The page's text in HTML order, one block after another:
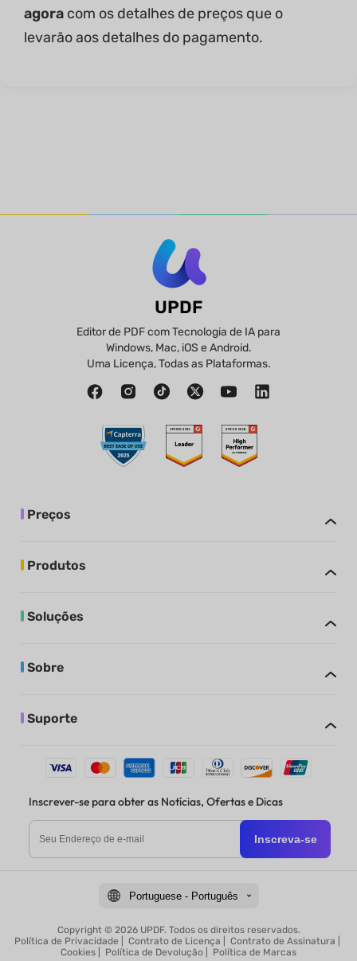
agora com os detalhes de preços que o
levarão aos detalhes do pagamento.
UPDF
Editor de PDF com Tecnologia de IA para
Windows, Mac, iOS e Android.
Uma Licença, Todas as Plataformas.
Preços
Produtos
Soluções
Sobre
Suporte
Inscrever-se para obter as Notícias, Ofertas e Dicas
Inscreva-se
Portuguese - Português
Copyright © 2026 UPDF. Todos os direitos reservados.
Política de Privacidade
Contrato de Licença Contrato de Assinatura
Cookies
Política de Devolução Política de Marcas